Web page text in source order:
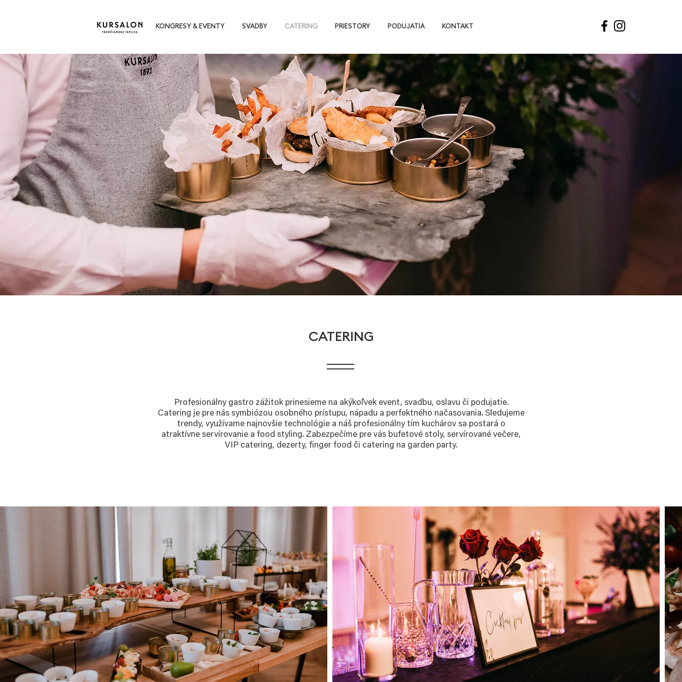
KONGRESY & EVENTY SVADBY CATERING PRIESTORY PODUJATIA KONTAKT
CATERING
Profesionálny gastro zážitok prinesieme na akýkoľvek event, svadbu, oslavu či podujatie.
Catering je pre nás symbiózou osobného prístupu, nápadu a perfektného načasovania. Sledujeme
trendy, využívame najnovšie technológie a náš profesionálny tím kuchárov sa postará o
atraktívne servírovanie a food styling. Zabezpečíme pre vás bufetové stoly, servírované večere,
VIP catering, dezerty, finger food či catering na garden party.